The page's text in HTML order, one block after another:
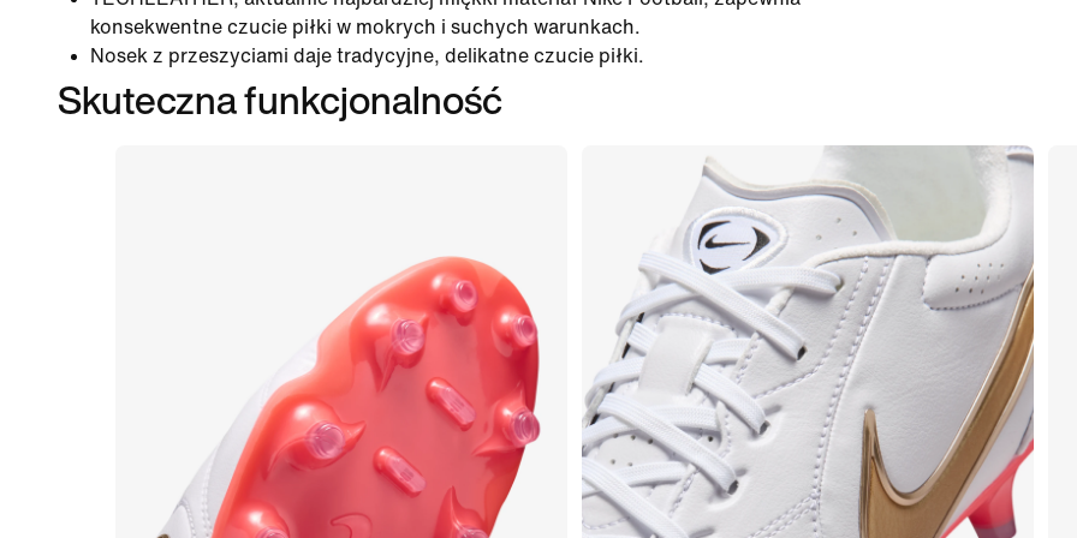
konsekwentne czucie piłki w mokrych i suchych warunkach.
Nosek z przeszyciami daje tradycyjne, delikatne czucie piłki.
Skuteczna funkcjonalność